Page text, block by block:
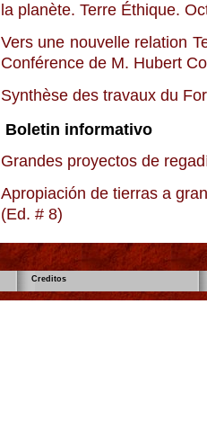
la planète. Terre Éthique.
Vers une nouvelle relation
Conférence de M. Hubert
Synthèse des travaux du
Boletin informativo
Grandes proyectos de
Apropiación de tierras a
(Ed. # 8)
Creditos